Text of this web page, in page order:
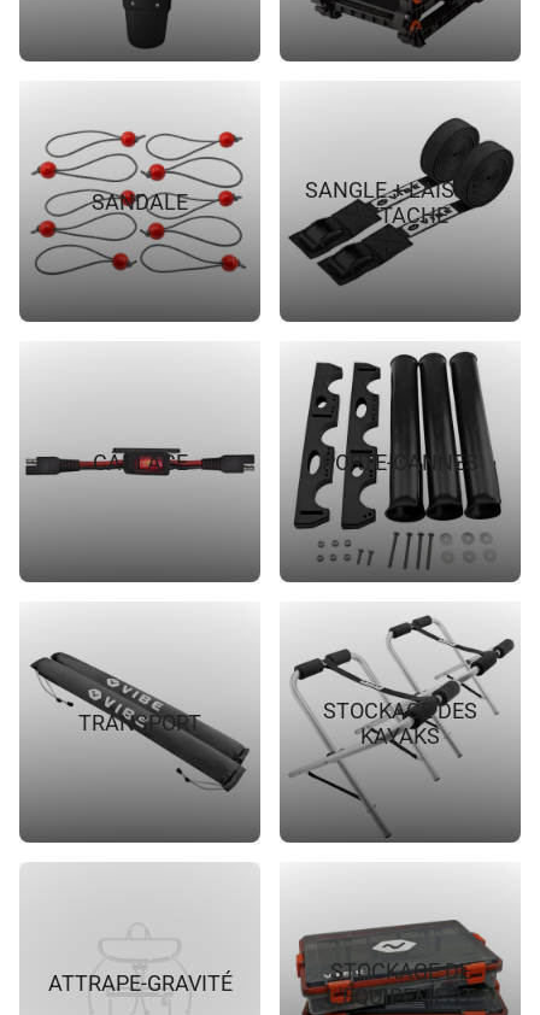
SANDALE
SANGLE + LAISSE +
ATTACHE
CÂBLAGE PORTE-CANNES
TRANSPORT
STOCKAGE DES
KAYAKS
ATTRAPE-GRAVITÉ
STOCKAGE DE
L'ÉQUIPEMENT